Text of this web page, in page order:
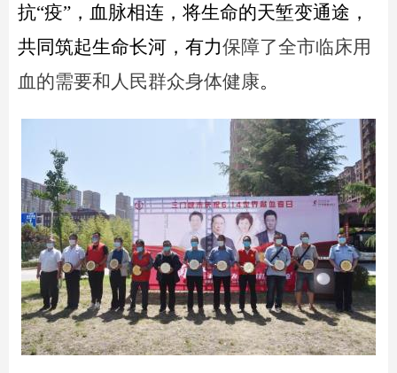
抗“疫”， 血脉相连 ，将生命的天堑变通途 ，
共同筑起生命长河，有力保障了全市临床用
血的需要和人民群众身体健康。